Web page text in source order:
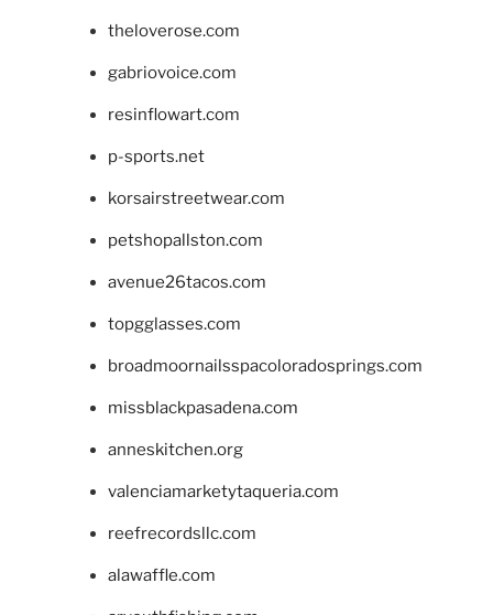
theloverose.com
gabriovoice.com
resinflowart.com
p-sports.net
korsairstreetwear.com
petshopallston.com
avenue26tacos.com
topgglasses.com
broadmoornailsspacoloradosprings.com
missblackpasadena.com
anneskitchen.org
valenciamarketytaqueria.com
reefrecordsllc.com
alawaffle.com